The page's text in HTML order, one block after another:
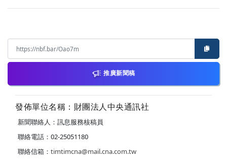
推廣新聞稿
發佈單位名稱：財團法人中央通訊社
新聞聯絡人：訊息服務核稿員
聯絡電話：02-25051180
聯絡信箱： timtimcna@mail.cna.com.tw